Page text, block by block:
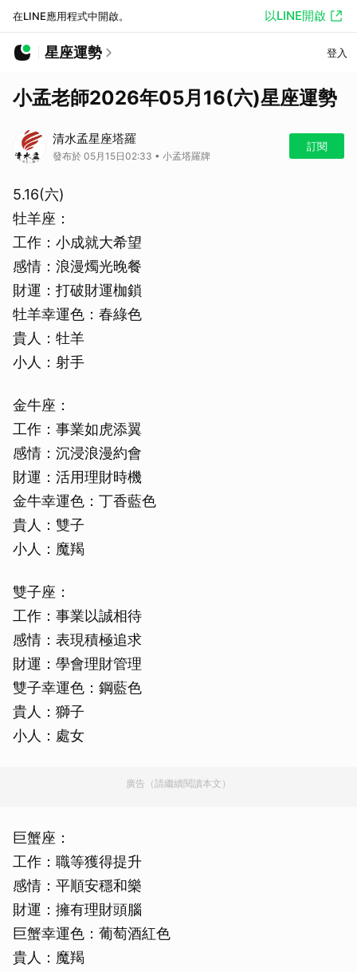
在LINE應用程式中開啟。 以LINE開啟
星座運勢 登入
小孟老師2026年05月16(六)星座運勢
清水孟星座塔羅
發布於 05月15日02:33 • 小孟塔羅牌
訂閱
5.16(六)
牡羊座：
工作：小成就大希望
感情：浪漫燭光晚餐
財運：打破財運枷鎖
牡羊幸運色：春綠色
貴人：牡羊
小人：射手
金牛座：
工作：事業如虎添翼
感情：沉浸浪漫約會
財運：活用理財時機
金牛幸運色：丁香藍色
貴人：雙子
小人：魔羯
雙子座：
工作：事業以誠相待
感情：表現積極追求
財運：學會理財管理
雙子幸運色：鋼藍色
貴人：獅子
小人：處女
廣告（請繼續閱讀本文）
巨蟹座：
工作：職等獲得提升
感情：平順安穩和樂
財運：擁有理財頭腦
巨蟹幸運色：葡萄酒紅色
貴人：魔羯